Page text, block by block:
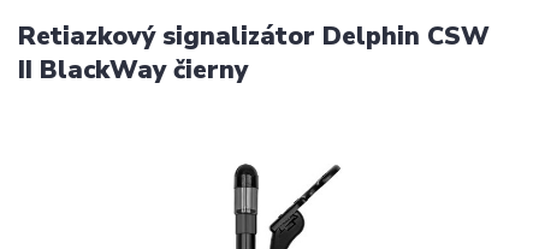
Retiazkový signalizátor Delphin CSW
II BlackWay čierny